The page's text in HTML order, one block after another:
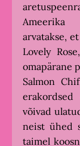
Ameerika
arvatakse,
Lovely
omapärane
Salmon
võivad
neist ühed
taimel